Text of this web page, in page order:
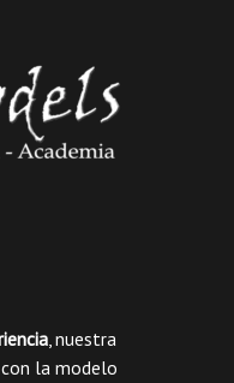
, nuestra
la modelo